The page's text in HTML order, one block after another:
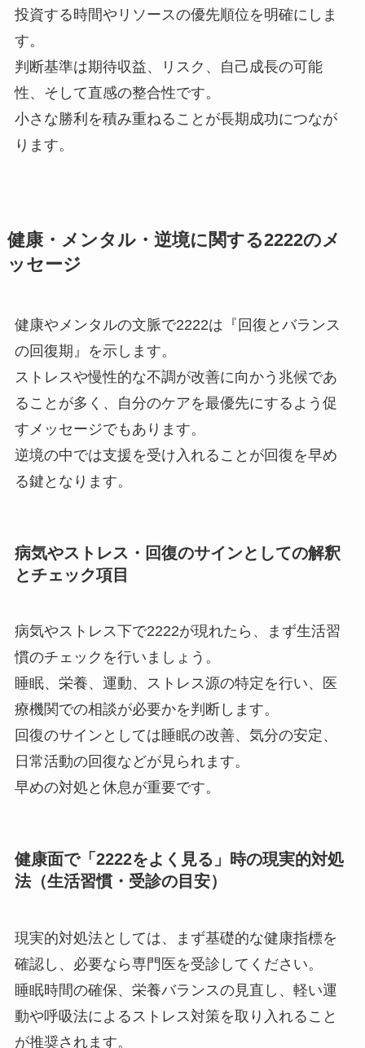
投資する時間やリソースの優先順位を明確にしま
す。
判断基準は期待収益、リスク、自己成長の可能
性、そして直感の整合性です。
小さな勝利を積み重ねることが長期成功につなが
ります。
健康・メンタル・逆境に関する2222のメ
ッセージ
健康やメンタルの文脈で2222は『回復とバランス
の回復期』を示します。
ストレスや慢性的な不調が改善に向かう兆候であ
ることが多く、自分のケアを最優先にするよう促
すメッセージでもあります。
逆境の中では支援を受け入れることが回復を早め
る鍵となります。
病気やストレス・回復のサインとしての解釈
とチェック項目
病気やストレス下で2222が現れたら、まず生活習
慣のチェックを行いましょう。
睡眠、栄養、運動、ストレス源の特定を行い、医
療機関での相談が必要かを判断します。
回復のサインとしては睡眠の改善、気分の安定、
日常活動の回復などが見られます。
早めの対処と休息が重要です。
健康面で「2222をよく見る」時の現実的対処
法（生活習慣・受診の目安）
現実的対処法としては、まず基礎的な健康指標を
確認し、必要なら専門医を受診してください。
睡眠時間の確保、栄養バランスの見直し、軽い運
動や呼吸法によるストレス対策を取り入れること
が推奨されます。